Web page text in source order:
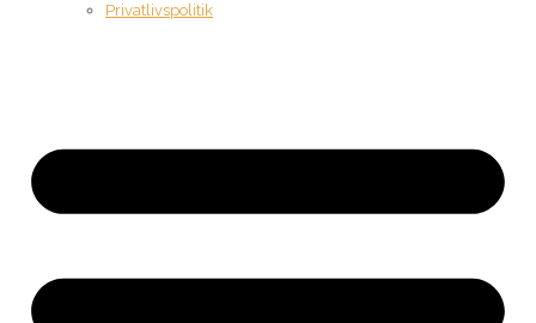
Privatlivspolitik